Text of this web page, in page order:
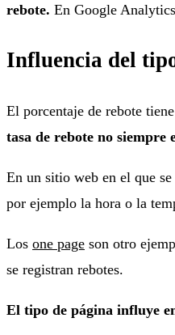
rebote. En Google
Influencia del
El porcentaje de rebote
tasa de rebote no siempre
En un sitio web en el que
por ejemplo la hora o la
Los one page son otro
se registran rebotes.
El tipo de página influye